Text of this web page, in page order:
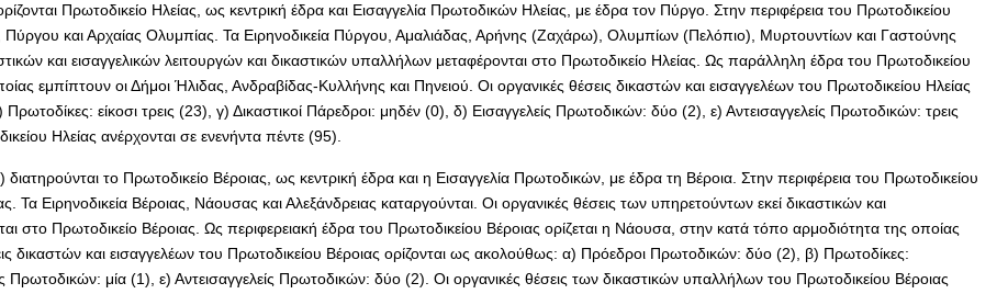
Πρωτοδικείο Ηλείας, ως κεντρική έδρα και Εισαγγελία Πρωτοδικών Ηλείας, με έδρα τον Πύργο. Στην περιφέρεια του Πρωτοδικείου
Πύργου και Αρχαίας Ολυμπίας. Τα Ειρηνοδικεία Πύργου, Αμαλιάδας, Αρήνης (Ζαχάρω), Ολυμπίων (Πελόπιο), Μυρτουντίων και Γαστούνης
και εισαγγελικών λειτουργών και δικαστικών υπαλλήλων μεταφέρονται στο Πρωτοδικείο Ηλείας. Ως παράλληλη έδρα του Πρωτοδικείου
εμπίπτουν οι Δήμοι Ήλιδας, Ανδραβίδας-Κυλλήνης και Πηνειού. Οι οργανικές θέσεις δικαστών και εισαγγελέων του Πρωτοδικείου Ηλείας
είκοσι τρεις (23), γ) Δικαστικοί Πάρεδροι: μηδέν (0), δ) Εισαγγελείς Πρωτοδικών: δύο (2), ε) Αντεισαγγελείς Πρωτοδικών: τρεις
Ηλείας ανέρχονται σε ενενήντα πέντε (95).
το Πρωτοδικείο Βέροιας, ως κεντρική έδρα και η Εισαγγελία Πρωτοδικών, με έδρα τη Βέροια. Στην περιφέρεια του Πρωτοδικείου
Τα Ειρηνοδικεία Βέροιας, Νάουσας και Αλεξάνδρειας καταργούνται. Οι οργανικές θέσεις των υπηρετούντων εκεί δικαστικών και
στο Πρωτοδικείο Βέροιας. Ως περιφερειακή έδρα του Πρωτοδικείου Βέροιας ορίζεται η Νάουσα, στην κατά τόπο αρμοδιότητα της οποίας
δικαστών και εισαγγελέων του Πρωτοδικείου Βέροιας ορίζονται ως ακολούθως: α) Πρόεδροι Πρωτοδικών: δύο (2), β) Πρωτοδίκες:
μία (1), ε) Αντεισαγγελείς Πρωτοδικών: δύο (2). Οι οργανικές θέσεις των δικαστικών υπαλλήλων του Πρωτοδικείου Βέροιας